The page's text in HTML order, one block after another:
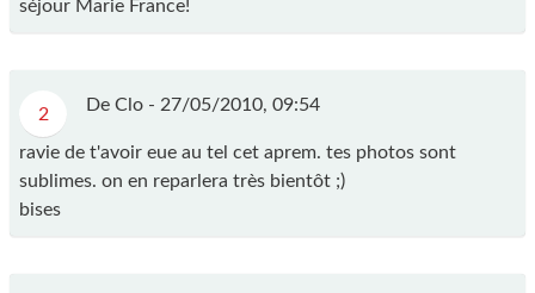
séjour Marie France!
2 De Clo - 27/05/2010, 09:54
ravie de t'avoir eue au tel cet aprem. tes photos sont
sublimes. on en reparlera très bientôt ;)
bises